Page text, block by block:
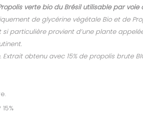
verte bio du Brésil utilisable par voie
de glycérine végétale Bio et de
particulière provient d’une plante
obtenu avec 15% de propolis brute